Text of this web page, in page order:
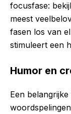
focusfase:
meest
fasen los van
stimuleert een
Humor en
Een